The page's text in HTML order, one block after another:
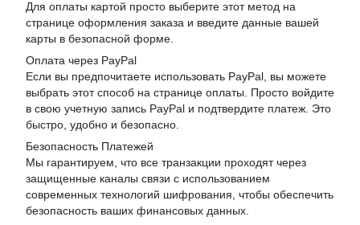
Для оплаты картой просто выберите этот метод на
странице оформления заказа и введите данные вашей
карты в безопасной форме.
Оплата через PayPal
Если вы предпочитаете использовать PayPal, вы можете
выбрать этот способ на странице оплаты. Просто войдите
в свою учетную запись PayPal и подтвердите платеж. Это
быстро, удобно и безопасно.
Безопасность Платежей
Мы гарантируем, что все транзакции проходят через
защищенные каналы связи с использованием
современных технологий шифрования, чтобы обеспечить
безопасность ваших финансовых данных.